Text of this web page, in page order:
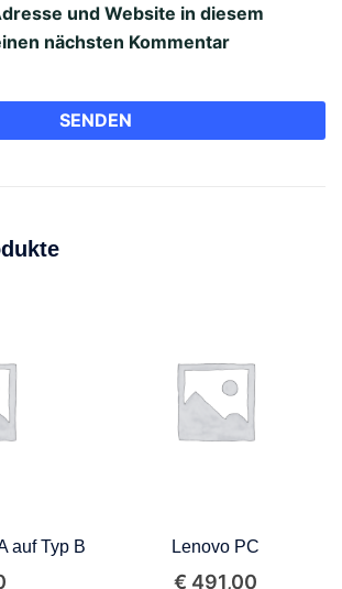
und Website in diesem
nächsten Kommentar
auf Typ B Lenovo PC
€ 491,00